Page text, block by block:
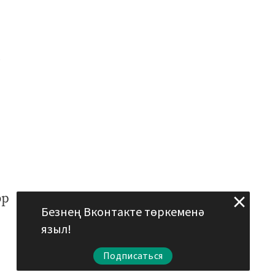
Безнең Вконтакте төркеменә
языл!
Подписаться